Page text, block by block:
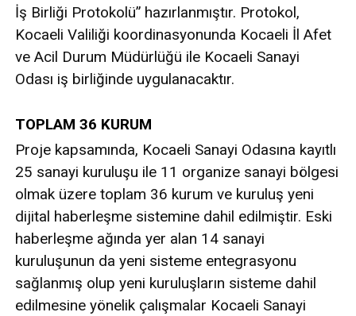
İş Birliği Protokolü” hazırlanmıştır. Protokol,
Kocaeli Valiliği koordinasyonunda Kocaeli İl Afet
ve Acil Durum Müdürlüğü ile Kocaeli Sanayi
Odası iş birliğinde uygulanacaktır.
TOPLAM 36 KURUM
Proje kapsamında, Kocaeli Sanayi Odasına kayıtlı
25 sanayi kuruluşu ile 11 organize sanayi bölgesi
olmak üzere toplam 36 kurum ve kuruluş yeni
dijital haberleşme sistemine dahil edilmiştir. Eski
haberleşme ağında yer alan 14 sanayi
kuruluşunun da yeni sisteme entegrasyonu
sağlanmış olup yeni kuruluşların sisteme dahil
edilmesine yönelik çalışmalar Kocaeli Sanayi